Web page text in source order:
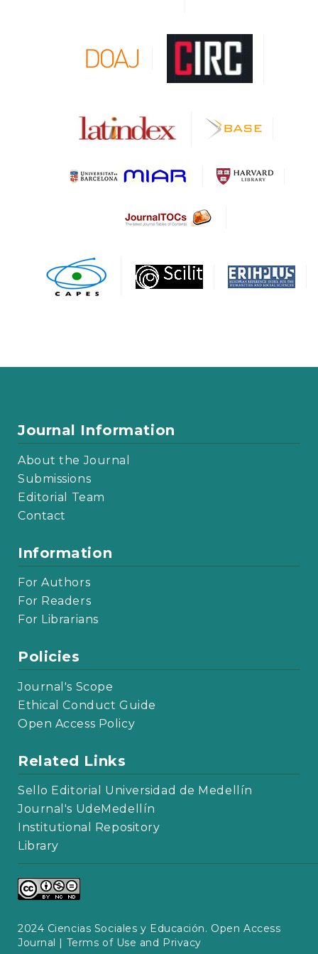
Journal Information
About the Journal
Submissions
Editorial Team
Contact
Information
For Authors
For Readers
For Librarians
Policies
Journal's Scope
Ethical Conduct Guide
Open Access Policy
Related Links
Sello Editorial Universidad de Medellín
Journal's UdeMedellín
Institutional Repository
Library
2024 Ciencias Sociales y Educación. Open Access
Journal | Terms of Use and Privacy